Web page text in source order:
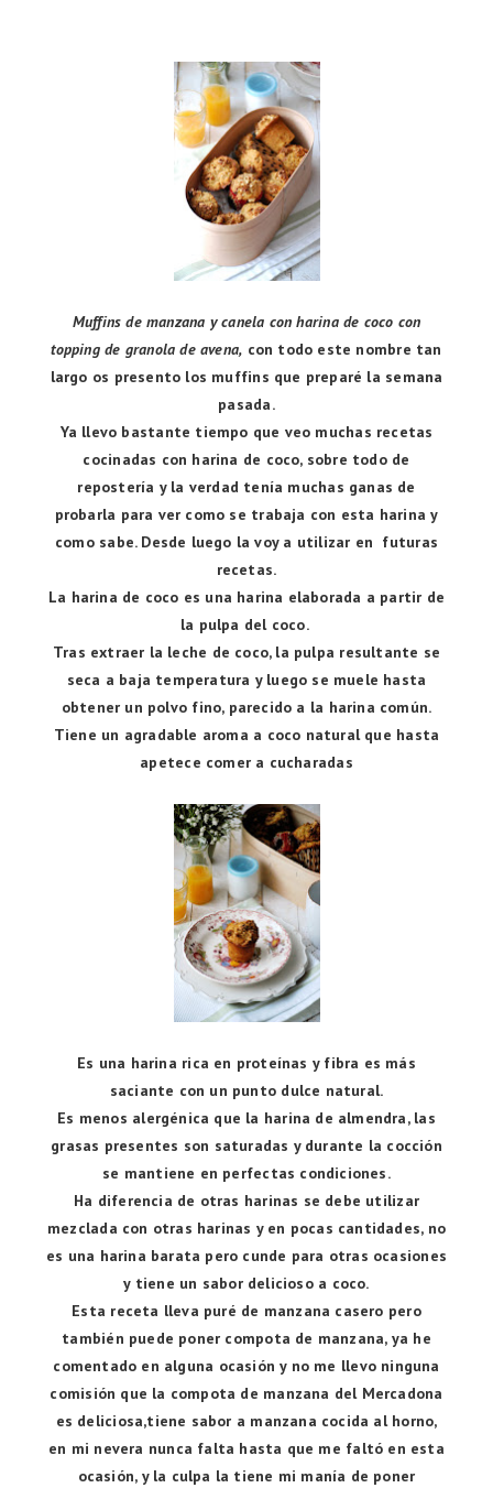
Muffins de manzana y canela con harina de coco con
topping de granola de avena, con todo este nombre tan
largo os presento los muffins que preparé la semana
pasada.
Ya llevo bastante tiempo que veo muchas recetas
cocinadas con harina de coco, sobre todo de
repostería y la verdad tenía muchas ganas de
probarla para ver como se trabaja con esta harina y
como sabe. Desde luego la voy a utilizar en futuras
recetas.
La harina de coco es una harina elaborada a partir de
la pulpa del coco.
Tras extraer la leche de coco, la pulpa resultante se
seca a baja temperatura y luego se muele hasta
obtener un polvo fino, parecido a la harina común.
Tiene un agradable aroma a coco natural que hasta
apetece comer a cucharadas
Es una harina rica en proteínas y fibra es más
saciante con un punto dulce natural.
Es menos alergénica que la harina de almendra, las
grasas presentes son saturadas y durante la cocción
se mantiene en perfectas condiciones.
Ha diferencia de otras harinas se debe utilizar
mezclada con otras harinas y en pocas cantidades, no
es una harina barata pero cunde para otras ocasiones
y tiene un sabor delicioso a coco.
Esta receta lleva puré de manzana casero pero
también puede poner compota de manzana, ya he
comentado en alguna ocasión y no me llevo ninguna
comisión que la compota de manzana del Mercadona
es deliciosa,tiene sabor a manzana cocida al horno,
en mi nevera nunca falta hasta que me faltó en esta
ocasión, y la culpa la tiene mi manía de poner